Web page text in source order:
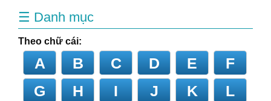
☰ Danh mục
Theo chữ cái:
A B C D E
F
G
H I J K
L